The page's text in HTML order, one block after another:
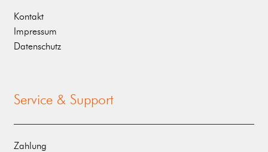
Kontakt
Impressum
Datenschutz
Service & Support
Zahlung